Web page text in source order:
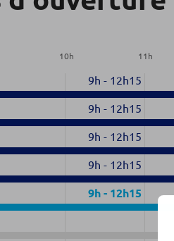
10h 11 h
9h - 12h15
9h - 12h15
9h - 12h15
9h - 12h15
9h - 12h15